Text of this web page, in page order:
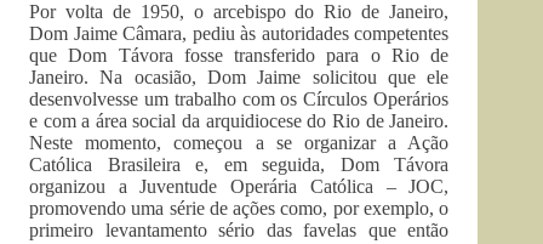
Por volta de 1950, o arcebispo do Rio de Janeiro,
Dom Jaime Câmara, pediu às autoridades competentes
que Dom Távora fosse transferido para o Rio de
Janeiro. Na ocasião, Dom Jaime solicitou que ele
desenvolvesse um trabalho com os Círculos Operários
e com a área social da arquidiocese do Rio de Janeiro.
Neste momento, começou a se organizar a Ação
Católica Brasileira e, em seguida, Dom Távora
organizou a Juventude Operária Católica – JOC,
promovendo uma série de ações como, por exemplo, o
primeiro levantamento sério das favelas que então